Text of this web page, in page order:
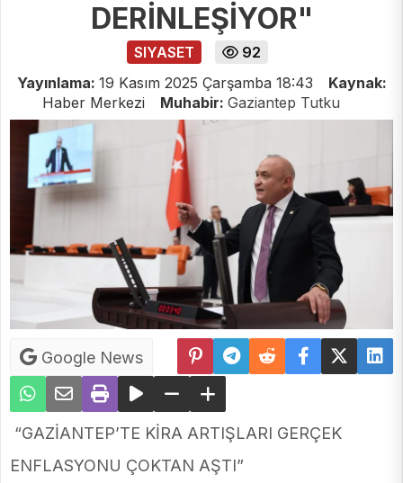
DERİNLEŞİYOR"
SIYASET
92
Yayınlama: 19 Kasım 2025 Çarşamba 18:43
Kaynak:
Haber Merkezi
Muhabir: Gaziantep Tutku
Google News
“GAZİANTEP’TE KİRA ARTIŞLARI GERÇEK
ENFLASYONU ÇOKTAN AŞTI”